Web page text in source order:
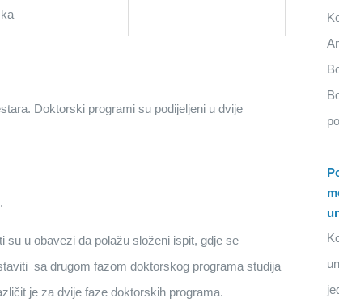
Doktorski programi su podijeljeni u dvije
su u obavezi da polažu složeni ispit, gdje se
sa drugom fazom doktorskog programa studija
je za dvije faze doktorskih programa.